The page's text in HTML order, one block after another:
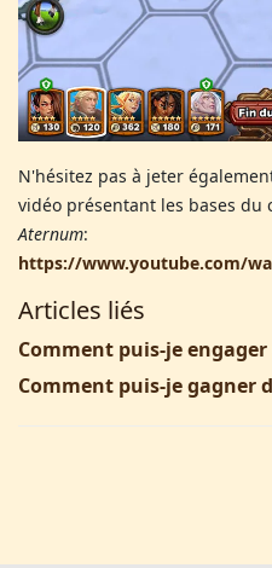
N'hésitez pas à jeter
vidéo présentant les bases du
Aternum:
https://www.youtube.com/
Articles liés
Comment puis-je
Comment puis-je gagner